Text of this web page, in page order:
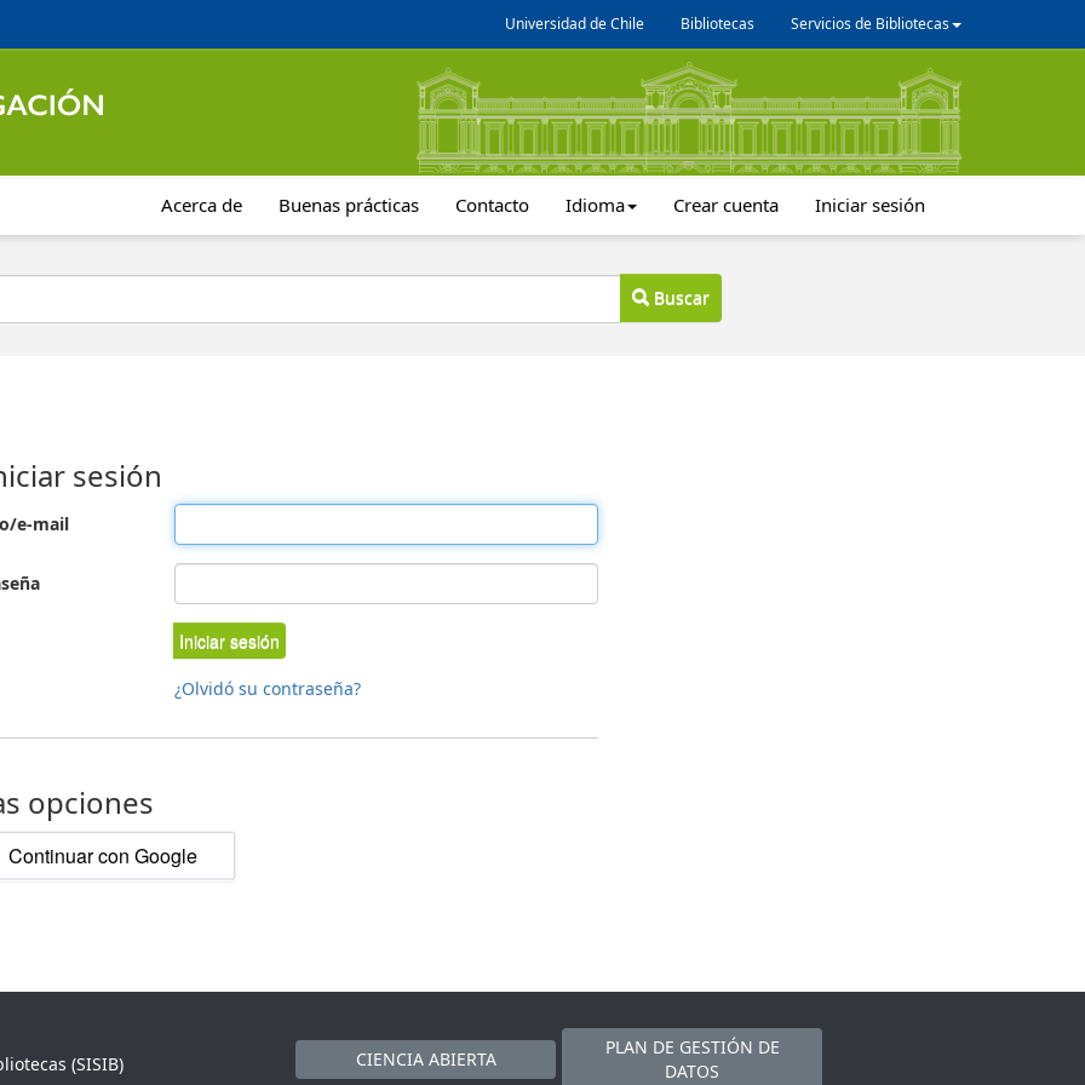
Universidad de Chile Bibliotecas Servicios de Bibliotecas
Acerca de Buenas prácticas Contacto Idioma Crear cuenta Iniciar sesión
Buscar
sesión
e-mail
Iniciar sesión
¿Olvidó su contraseña?
opciones
Continuar con Google
(SISIB)
CIENCIA ABIERTA
PLAN DE GESTIÓN DE
DATOS